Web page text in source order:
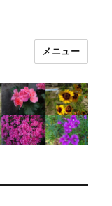
メニュー